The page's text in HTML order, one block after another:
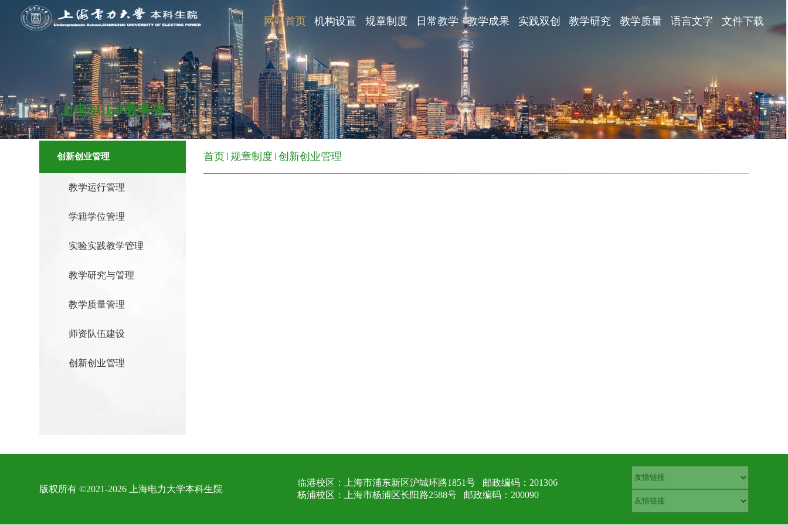
网站首页 机构设置 规章制度 日常教学 教学成果 实践双创 教学研究 教学质量 语言文字 文件下载
上电SUEP教务处
创新创业管理
教学运行管理
学籍学位管理
实验实践教学管理
教学研究与管理
教学质量管理
师资队伍建设
创新创业管理
首页 规章制度 创新创业管理
版权所有 ©2021-2026 上海电力大学本科生院
临港校区：上海市浦东新区沪城环路1851号 邮政编码：201306
杨浦校区：上海市杨浦区长阳路2588号 邮政编码：200090